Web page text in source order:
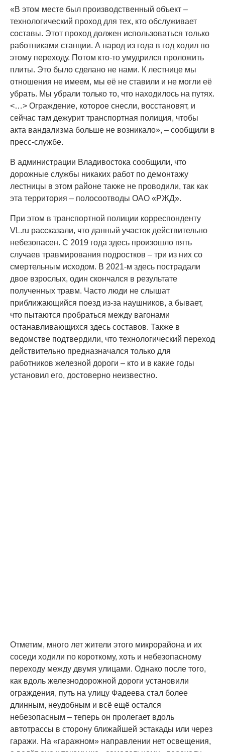
«В этом месте был производственный объект –
технологический проход для тех, кто обслуживает
составы. Этот проход должен использоваться только
работниками станции. А народ из года в год ходил по
этому переходу. Потом кто-то умудрился проложить
плиты. Это было сделано не нами. К лестнице мы
отношения не имеем, мы её не ставили и не могли её
убрать. Мы убрали только то, что находилось на путях.
<…> Ограждение, которое снесли, восстановят, и
сейчас там дежурит транспортная полиция, чтобы
акта вандализма больше не возникало», – сообщили в
пресс-службе.
В администрации Владивостока сообщили, что
дорожные службы никаких работ по демонтажу
лестницы в этом районе также не проводили, так как
эта территория – полосоотводы ОАО «РЖД».
При этом в транспортной полиции корреспонденту
VL.ru рассказали, что данный участок действительно
небезопасен. С 2019 года здесь произошло пять
случаев травмирования подростков – три из них со
смертельным исходом. В 2021-м здесь пострадали
двое взрослых, один скончался в результате
полученных травм. Часто люди не слышат
приближающийся поезд из-за наушников, а бывает,
что пытаются пробраться между вагонами
останавливающихся здесь составов. Также в
ведомстве подтвердили, что технологический переход
действительно предназначался только для
работников железной дороги – кто и в какие годы
установил его, достоверно неизвестно.
Отметим, много лет жители этого микрорайона и их
соседи ходили по короткому, хоть и небезопасному
переходу между двумя улицами. Однако после того,
как вдоль железнодорожной дороги установили
ограждения, путь на улицу Фадеева стал более
длинным, неудобным и всё ещё остался
небезопасным – теперь он пролегает вдоль
автотрассы в сторону ближайшей эстакады или через
гаражи. На «гаражном» направлении нет освещения,